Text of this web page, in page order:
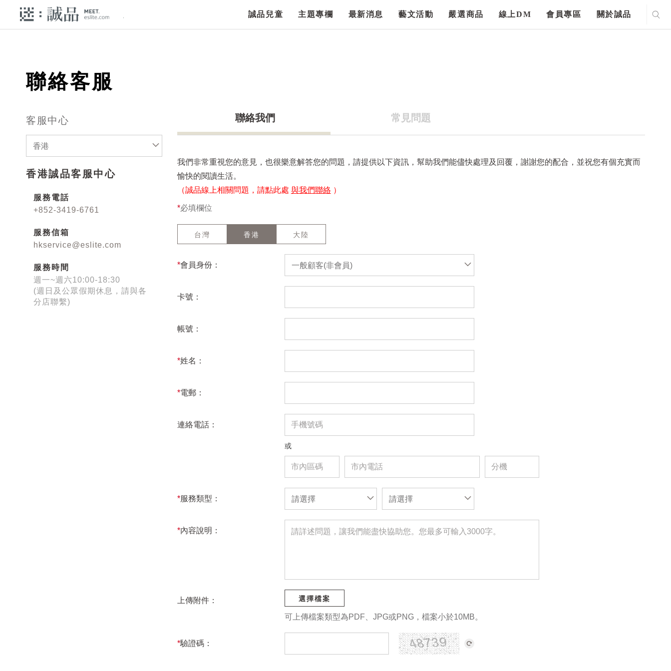
誠品兒童 主題專欄 最新消息 藝文活動 嚴選商品 線上DM 會員專區 關於誠品
聯絡客服
客服中心
香港
香港誠品客服中心
服務電話
+852-3419-6761
服務信箱
hkservice@eslite.com
服務時間
週一~週六10:00-18:30
(週日及公眾假期休息，請與各
分店聯繫)
聯絡我們 常見問題
我們非常重視您的意見，也很樂意解答您的問題，請提供以下資訊，幫助我們能儘快處理及回覆，謝謝您的配合，並祝您有個充實而
愉快的閱讀生活。
（誠品線上相關問題，請點此處 與我們聯絡 ）
*必填欄位
台灣 香港 大陸
*會員身份： 一般顧客(非會員)
卡號：
帳號：
*姓名：
*電郵：
連絡電話：
或
*服務類型： 請選擇 請選擇
*內容說明：
上傳附件： 選擇檔案
可上傳檔案類型為PDF、JPG或PNG，檔案小於10MB。
*驗證碼：